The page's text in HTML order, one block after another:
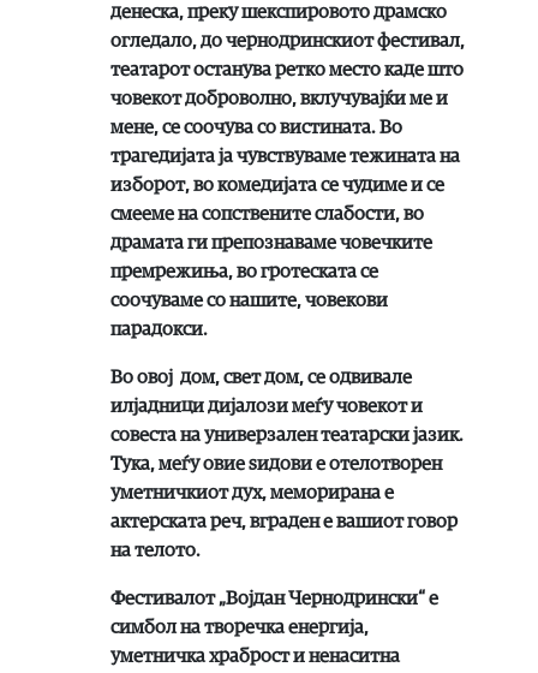
денеска, преку шекспировото драмско
огледало, до чернодринскиот фестивал,
театарот останува ретко место каде што
човекот доброволно, вклучувајќи ме и
мене, се соочува со вистината. Во
трагедијата ја чувствуваме тежината на
изборот, во комедијата се чудиме и се
смееме на сопствените слабости, во
драмата ги препознаваме човечките
премрежиња, во гротеската се
соочуваме со нашите, човекови
парадокси.
Во овој дом, свет дом, се одвивале
илјадници дијалози меѓу човекот и
совеста на универзален театарски јазик.
Тука, меѓу овие ѕидови е отелотворен
уметничкиот дух, меморирана е
актерската реч, вграден е вашиот говор
на телото.
Фестивалот „Војдан Чернодрински“ е
симбол на творечка енергија,
уметничка храброст и ненаситна